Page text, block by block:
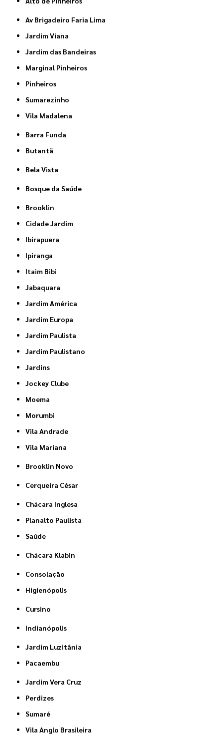
Av Brigadeiro Faria Lima
Jardim Viana
Jardim das Bandeiras
Marginal Pinheiros
Pinheiros
Sumarezinho
Vila Madalena
Barra Funda
Butantã
Bela Vista
Bosque da Saúde
Brooklin
Cidade Jardim
Ibirapuera
Ipiranga
Itaim Bibi
Jabaquara
Jardim América
Jardim Europa
Jardim Paulista
Jardim Paulistano
Jardins
Jockey Clube
Moema
Morumbi
Vila Andrade
Vila Mariana
Brooklin Novo
Cerqueira César
Chácara Inglesa
Planalto Paulista
Saúde
Chácara Klabin
Consolação
Higienópolis
Cursino
Indianópolis
Jardim Luzitânia
Pacaembu
Jardim Vera Cruz
Perdizes
Sumaré
Vila Anglo Brasileira